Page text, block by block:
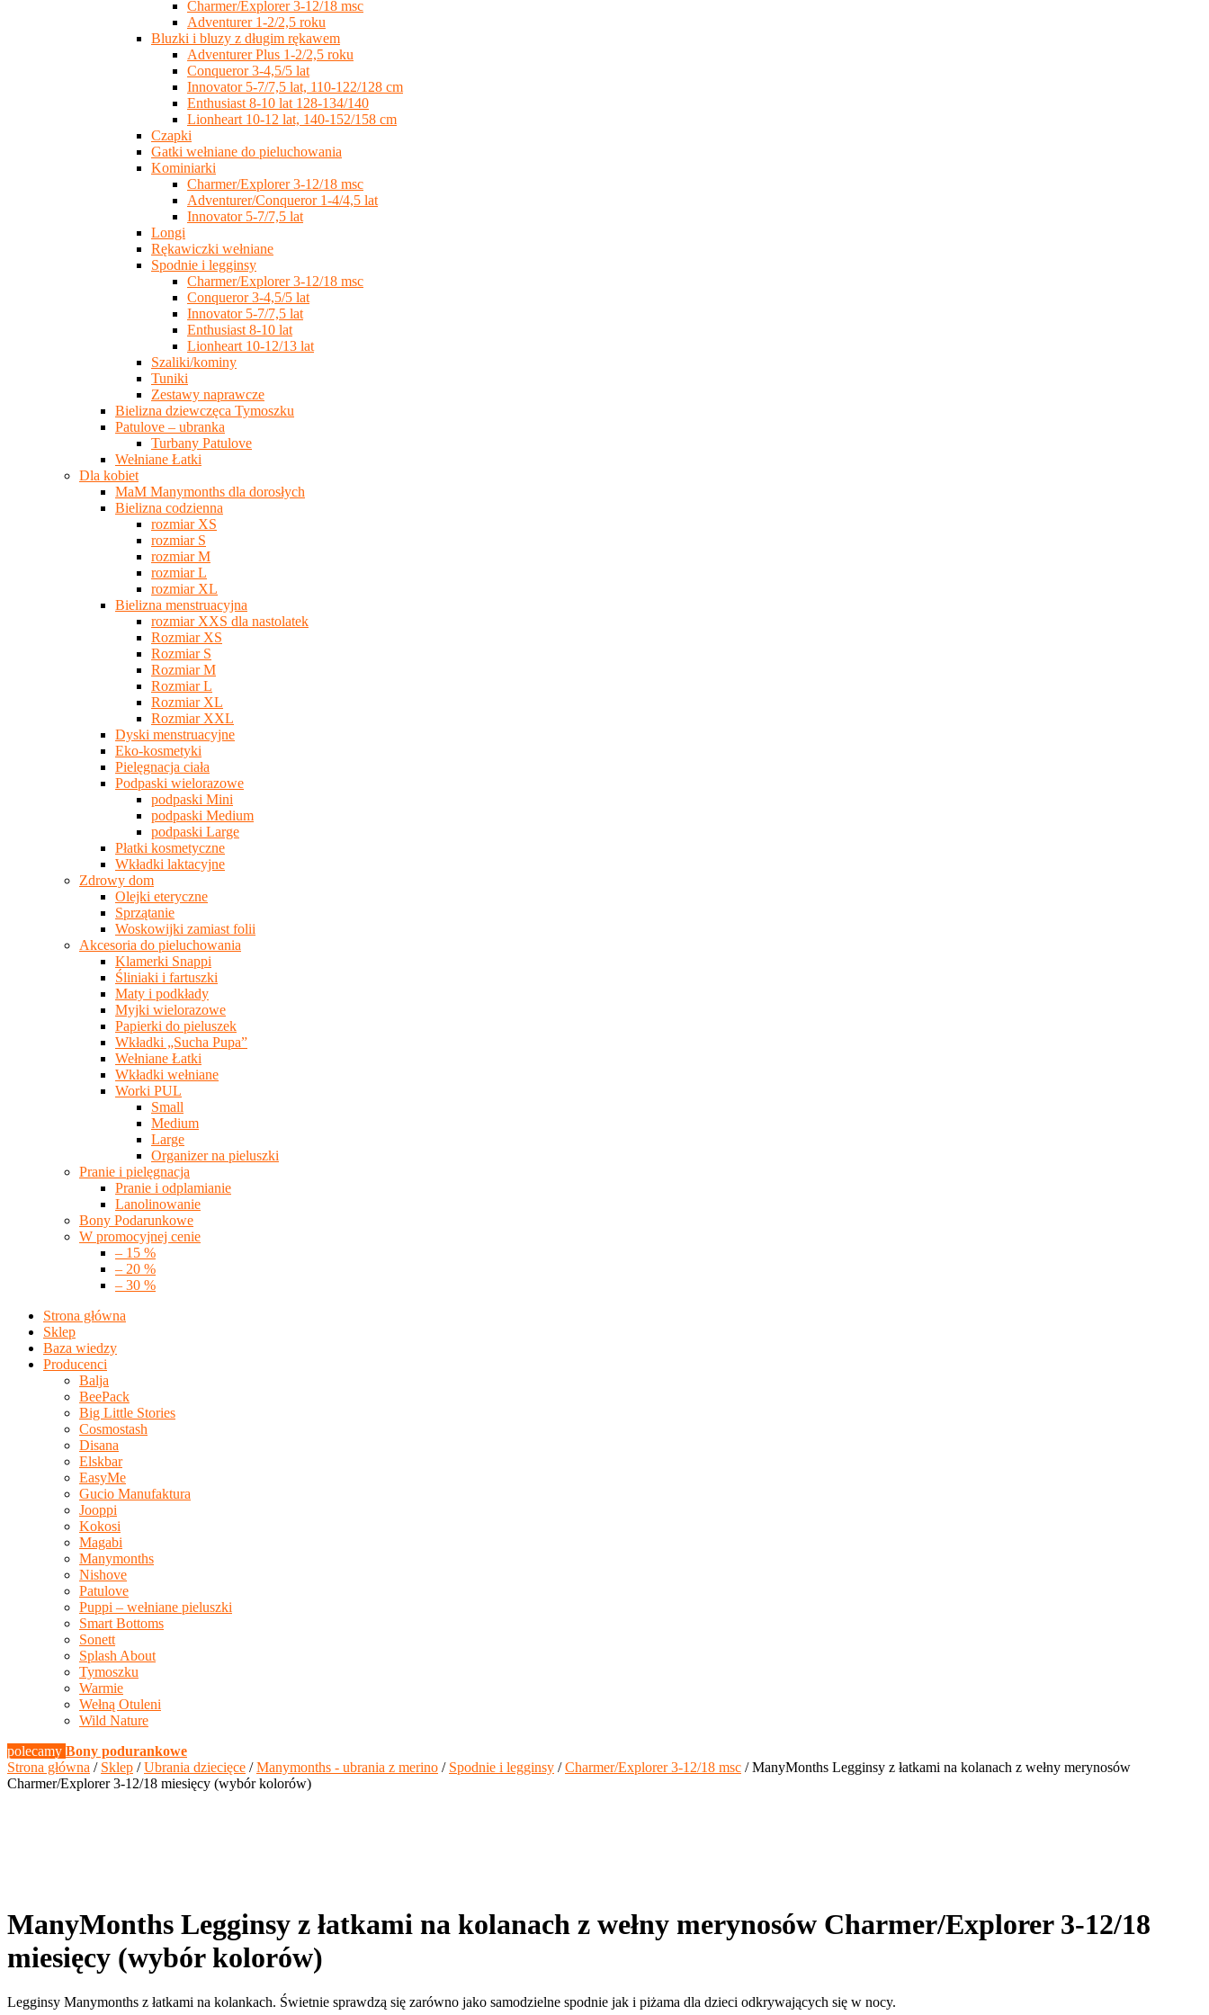
Charmer/Explorer 3-12/18 msc
Adventurer 1-2/2,5 roku
Bluzki i bluzy z długim rękawem
Adventurer Plus 1-2/2,5 roku
Conqueror 3-4,5/5 lat
Innovator 5-7/7,5 lat, 110-122/128 cm
Enthusiast 8-10 lat 128-134/140
Lionheart 10-12 lat, 140-152/158 cm
Czapki
Gatki wełniane do pieluchowania
Kominiarki
Charmer/Explorer 3-12/18 msc
Adventurer/Conqueror 1-4/4,5 lat
Innovator 5-7/7,5 lat
Longi
Rękawiczki wełniane
Spodnie i legginsy
Charmer/Explorer 3-12/18 msc
Conqueror 3-4,5/5 lat
Innovator 5-7/7,5 lat
Enthusiast 8-10 lat
Lionheart 10-12/13 lat
Szaliki/kominy
Tuniki
Zestawy naprawcze
Bielizna dziewczęca Tymoszku
Patulove – ubranka
Turbany Patulove
Wełniane Łatki
Dla kobiet
MaM Manymonths dla dorosłych
Bielizna codzienna
rozmiar XS
rozmiar S
rozmiar M
rozmiar L
rozmiar XL
Bielizna menstruacyjna
rozmiar XXS dla nastolatek
Rozmiar XS
Rozmiar S
Rozmiar M
Rozmiar L
Rozmiar XL
Rozmiar XXL
Dyski menstruacyjne
Eko-kosmetyki
Pielęgnacja ciała
Podpaski wielorazowe
podpaski Mini
podpaski Medium
podpaski Large
Płatki kosmetyczne
Wkładki laktacyjne
Zdrowy dom
Olejki eteryczne
Sprzątanie
Woskowijki zamiast folii
Akcesoria do pieluchowania
Klamerki Snappi
Śliniaki i fartuszki
Maty i podkłady
Myjki wielorazowe
Papierki do pieluszek
Wkładki „Sucha Pupa”
Wełniane Łatki
Wkładki wełniane
Worki PUL
Small
Medium
Large
Organizer na pieluszki
Pranie i pielęgnacja
Pranie i odplamianie
Lanolinowanie
Bony Podarunkowe
W promocyjnej cenie
– 15 %
– 20 %
– 30 %
Strona główna
Sklep
Baza wiedzy
Producenci
Balja
BeePack
Big Little Stories
Cosmostash
Disana
Elskbar
EasyMe
Gucio Manufaktura
Jooppi
Kokosi
Magabi
Manymonths
Nishove
Patulove
Puppi – wełniane pieluszki
Smart Bottoms
Sonett
Splash About
Tymoszku
Warmie
Wełną Otuleni
Wild Nature
polecamy Bony podurankowe
Strona główna / Sklep /Ubrania dziecięce /Manymonths - ubrania z merino / Spodnie i legginsy /Charmer/Explorer 3-12/18 msc / ManyMonths Legginsy z łatkami na kolanach z wełny merynosów
Charmer/Explorer 3-12/18 miesięcy (wybór kolorów)
ManyMonths Legginsy z łatkami na kolanach z wełny merynosów Charmer/Explorer 3-12/18
miesięcy (wybór kolorów)
Legginsy Manymonths z łatkami na kolankach. Świetnie sprawdzą się zarówno jako samodzielne spodnie jak i piżama dla dzieci odkrywających się w nocy.